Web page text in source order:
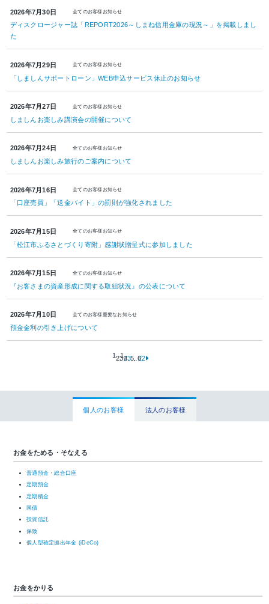
2026年7月30日 全てのお客様お知らせ
ディスクロージャー誌「REPORT2026～しまね信用金庫の現況～」を掲載しまし
た
2026年7月29日 全てのお客様お知らせ
「しましんサポートローン」WEB申込サービス休止のお知らせ
2026年7月27日 全てのお客様 お知らせ
しましんお楽しみ講演会の開催について
2026年7月24日 全てのお客様お知らせ
しましんお楽しみ旅行のご案内について
2026年7月16日 全てのお客様お知らせ
「口座売買」「送金バイト」の罰則が強化されました
2026年7月15日 全てのお客様お知らせ
「松江市ふるさとづくり寄附」感謝状贈呈式に参加しました
2026年7月15日 全てのお客様 お知らせ
『お客さまの資産形成に関する取組状況』の公表について
2026年7月10日 全てのお客様重要なお知らせ
預金金利の引き上げについて
123…22
個人のお客様 法人のお客様
お金をためる・そなえる
普通預金・総合口座
定期預金
定期積金
国債
投資信託
保険
個人型確定拠出年金 (iDeCo)
お金をかりる